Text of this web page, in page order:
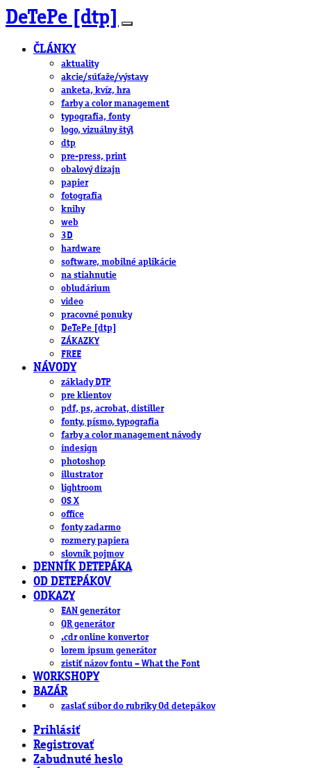
DeTePe [dtp]
ČLÁNKY
aktuality
akcie/súťaže/výstavy
anketa, kvíz, hra
farby a color management
typografia, fonty
logo, vizuálny štýl
dtp
pre-press, print
obalový dizajn
papier
fotografia
knihy
web
3D
hardware
software, mobilné aplikácie
na stiahnutie
obludárium
video
pracovné ponuky
DeTePe [dtp]
ZÁKAZKY
FREE
NÁVODY
základy DTP
pre klientov
pdf, ps, acrobat, distiller
fonty, písmo, typografia
farby a color management návody
indesign
photoshop
illustrator
lightroom
OS X
office
fonty zadarmo
rozmery papiera
slovník pojmov
DENNÍK DETEPÁKA
OD DETEPÁKOV
ODKAZY
EAN generátor
QR generátor
.cdr online konvertor
lorem ipsum generátor
zistiť názov fontu – What the Font
WORKSHOPY
BAZÁR
zaslať súbor do rubriky Od detepákov
Prihlásiť
Registrovať
Zabudnuté heslo